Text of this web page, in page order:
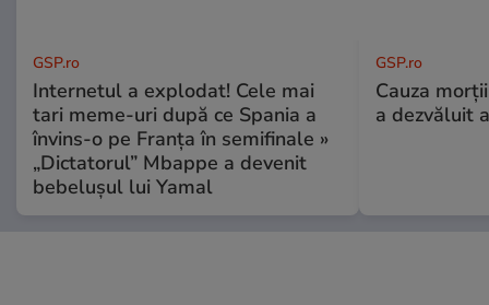
GSP.ro
Internetul a explodat! Cele mai
tari meme-uri după ce Spania a
învins-o pe Franța în semifinale »
„Dictatorul” Mbappe a devenit
bebelușul lui Yamal
GSP.ro
Cauza
a dezvăluit